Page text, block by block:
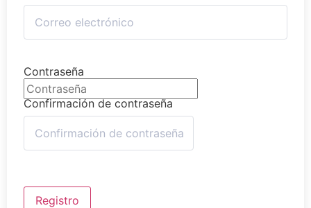
Contraseña
Confirmación de contraseña
Registro